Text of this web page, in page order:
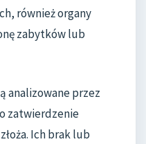
również organy
zabytków lub
analizowane przez
zatwierdzenie
Ich brak lub